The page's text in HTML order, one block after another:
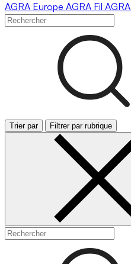
AGRA Europe AGRA Fil AGRA
Trier par Filtrer par rubrique